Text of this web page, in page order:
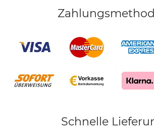
Schnelle